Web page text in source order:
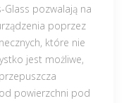
Glass pozwalają na
poprzez
które nie
jest możliwe,
powierzchni pod